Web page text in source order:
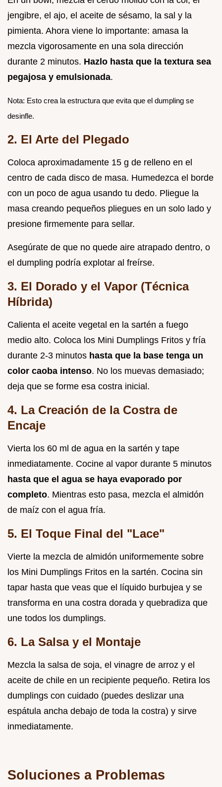
jengibre, el ajo, el aceite de sésamo, la sal y la
pimienta. Ahora viene lo importante: amasa la
mezcla vigorosamente en una sola dirección
durante 2 minutos. Hazlo hasta que la textura sea
pegajosa y emulsionada.
Nota: Esto crea la estructura que evita que el dumpling se
desinfle.
2. El Arte del Plegado
Coloca aproximadamente 15 g de relleno en el
centro de cada disco de masa. Humedezca el borde
con un poco de agua usando tu dedo. Pliegue la
masa creando pequeños pliegues en un solo lado y
presione firmemente para sellar.
Asegúrate de que no quede aire atrapado dentro, o
el dumpling podría explotar al freírse.
3. El Dorado y el Vapor (Técnica
Híbrida)
Calienta el aceite vegetal en la sartén a fuego
medio alto. Coloca los Mini Dumplings Fritos y fría
durante 2-3 minutos hasta que la base tenga un
color caoba intenso. No los muevas demasiado;
deja que se forme esa costra inicial.
4. La Creación de la Costra de
Encaje
Vierta los 60 ml de agua en la sartén y tape
inmediatamente. Cocine al vapor durante 5 minutos
hasta que el agua se haya evaporado por
completo. Mientras esto pasa, mezcla el almidón
de maíz con el agua fría.
5. El Toque Final del "Lace"
Vierte la mezcla de almidón uniformemente sobre
los Mini Dumplings Fritos en la sartén. Cocina sin
tapar hasta que veas que el líquido burbujea y se
transforma en una costra dorada y quebradiza que
une todos los dumplings.
6. La Salsa y el Montaje
Mezcla la salsa de soja, el vinagre de arroz y el
aceite de chile en un recipiente pequeño. Retira los
dumplings con cuidado (puedes deslizar una
espátula ancha debajo de toda la costra) y sirve
inmediatamente.
Soluciones a Problemas